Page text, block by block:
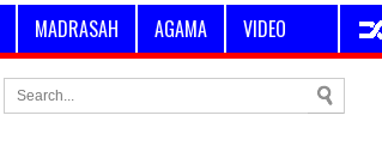
MADRASAH AGAMA VIDEO